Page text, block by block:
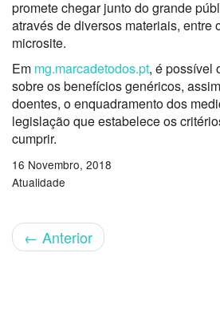
promete chegar junto do grande
através de diversos materiais, entre
microsite.
Em mg.marcadetodos.pt, é possível
sobre os benefícios genéricos,
doentes, o enquadramento dos
legislação que estabelece os
cumprir.
16 Novembro, 2018
Atualidade
← Anterior